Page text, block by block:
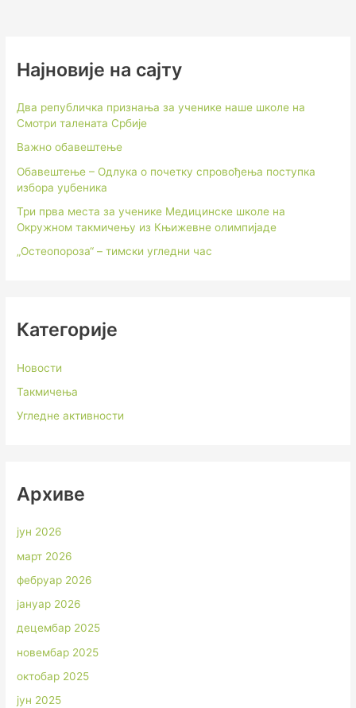
Најновије на сајту
Два републичка признања за ученике наше школе на
Смотри талената Србије
Важно обавештење
Обавештење – Одлука о почетку спровођења поступка
избора уџбеника
Три прва места за ученике Медицинске школе на
Окружном такмичењу из Књижевне олимпијаде
„Остеопороза“ – тимски угледни час
Категорије
Новости
Такмичења
Угледне активности
Архиве
јун 2026
март 2026
фебруар 2026
јануар 2026
децембар 2025
новембар 2025
октобар 2025
јун 2025